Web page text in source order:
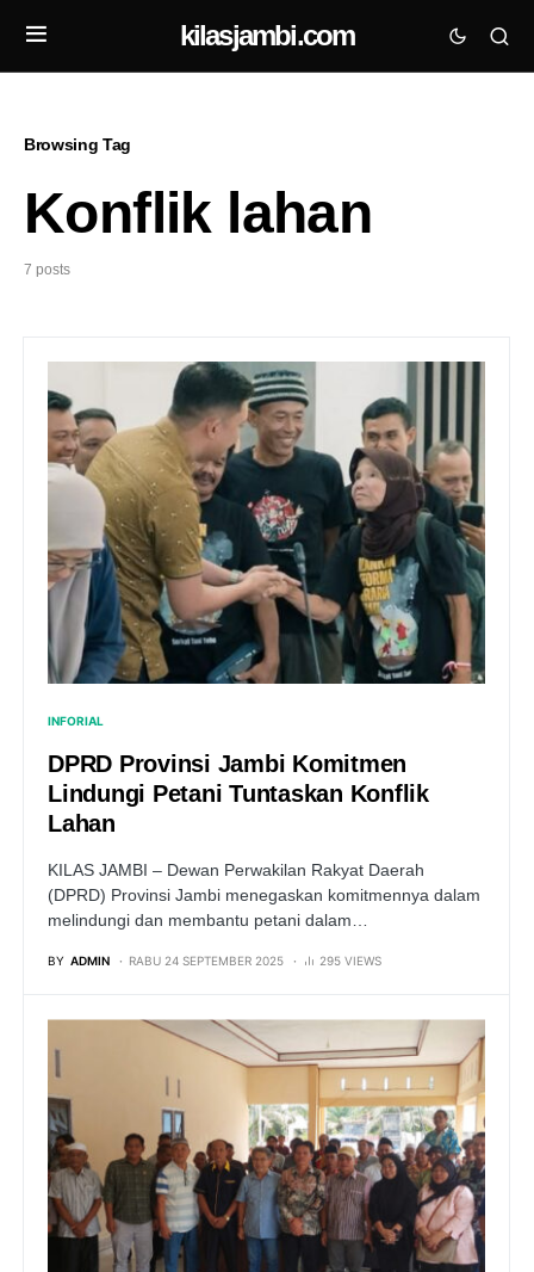
kilasjambi.com
Browsing Tag
Konflik lahan
7 posts
INFORIAL
DPRD Provinsi Jambi Komitmen
Lindungi Petani Tuntaskan Konflik
Lahan
KILAS JAMBI – Dewan Perwakilan Rakyat Daerah
(DPRD) Provinsi Jambi menegaskan komitmennya dalam
melindungi dan membantu petani dalam…
BY ADMIN RABU 24 SEPTEMBER 2025 295 VIEWS